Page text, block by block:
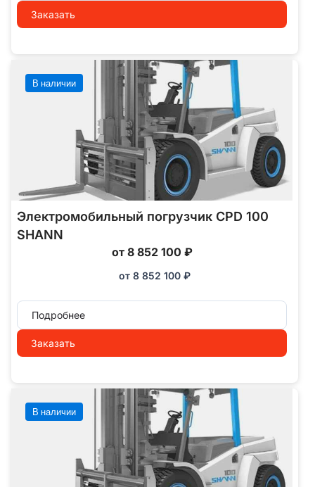
Заказать
В наличии
Электромобильный погрузчик CPD 100
SHANN
от 8 852 100 ₽
от 8 852 100 ₽
Подробнее
Заказать
В наличии